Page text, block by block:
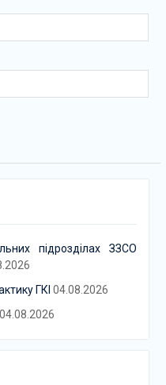
підрозділах ЗЗСО
ГКІ 04.08.2026
04.08.2026